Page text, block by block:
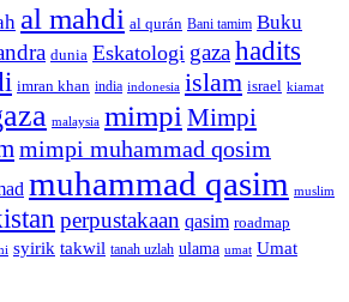
al mahdi al qurán Bani tamim Buku
dunia Eskatologi gazahadits
imran khan india indonesia islam israel kiamat
malaysia mimpi Mimpi
mimpi muhammad qosim
muhammad qasim muslim
perpustakaan qasim roadmap
syirik takwil tanah uzlah ulama umat Umat